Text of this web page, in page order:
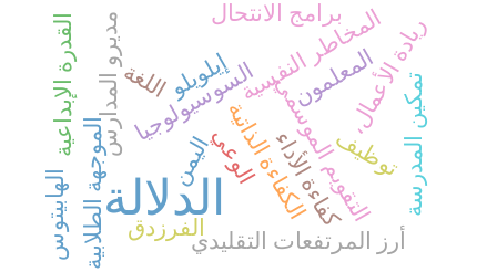
الدلالة التقويم الموسمي اللغة
الوعي الموجهة الطلابية
المخاطر النفسية
أرز المرتفعات التقليدي
توظيف
السوسيولوجيا
إيلويلو ريادة الأعمال، القدرة الإبداعية
الكفاءة الذاتيةكفاءة الأداء الهابيتوس
اليمن تمكين المدرسة المعلمون مديرو المدارس برامج الانتحال
الفرزدق